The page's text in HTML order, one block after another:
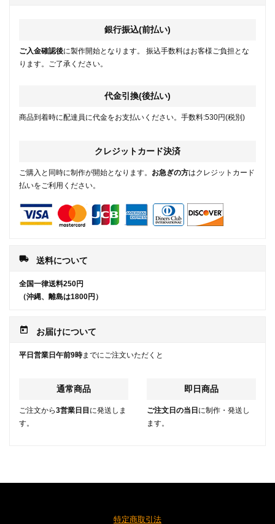
銀行振込(前払い)
ご入金確認後に製作開始となります。 振込手数料はお客様ご負担とな
ります。ご了承ください。
代金引換(後払い)
商品到着時に配達員に代金をお支払いください。手数料:530円(税別)
クレジットカード決済
ご購入と同時に制作が開始となります。 お急ぎの方はクレジットカード
払いをご利用ください。
local_shipping 送料について
全国一律送料250円
（沖縄、離島は1800円）
today お届けについて
平日営業日午前9時までにご注文いただくと
通常商品
ご注文から3営業日目 に発送しま
す。
即日商品
ご注文日の当日 に制作・発送し
ます。
特定商取引法